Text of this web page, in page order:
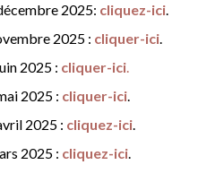
2025: cliquez-ici.
2025 : cliquer-ici.
2025 : cliquer-ici.
2025 : cliquer-ici.
2025 : cliquez-ici.
2025 : cliquez-ici.